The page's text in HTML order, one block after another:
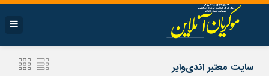
سایت معتبر اندی‌وایر